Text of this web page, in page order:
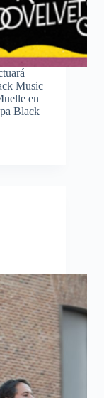
Music
en
Black